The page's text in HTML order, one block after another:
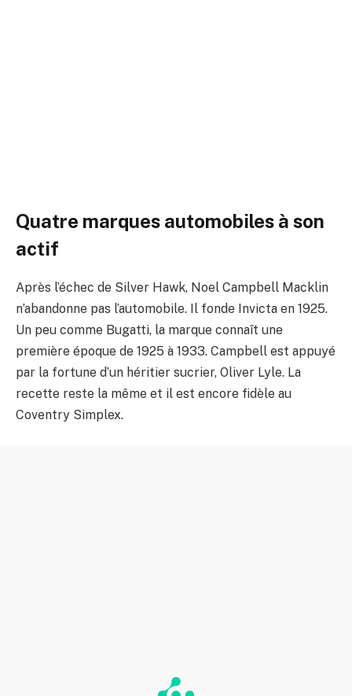
Quatre marques automobiles à son
actif
Après l’échec de Silver Hawk, Noel Campbell Macklin
n’abandonne pas l’automobile. Il fonde Invicta en 1925.
Un peu comme Bugatti, la marque connaît une
première époque de 1925 à 1933. Campbell est appuyé
par la fortune d’un héritier sucrier, Oliver Lyle. La
recette reste la même et il est encore fidèle au
Coventry Simplex.